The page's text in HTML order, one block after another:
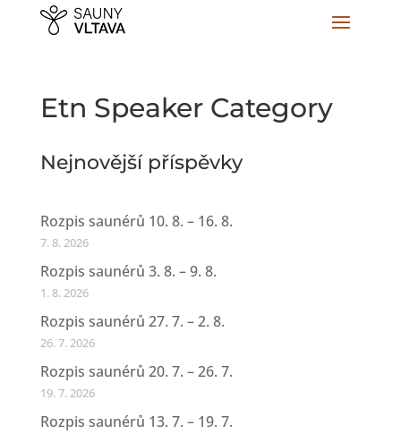
Etn Speaker Category
Nejnovější příspěvky
Rozpis saunérů 10. 8. – 16. 8.
7. 8. 2026
Rozpis saunérů 3. 8. – 9. 8.
1. 8. 2026
Rozpis saunérů 27. 7. – 2. 8.
26. 7. 2026
Rozpis saunérů 20. 7. – 26. 7.
19. 7. 2026
Rozpis saunérů 13. 7. – 19. 7.